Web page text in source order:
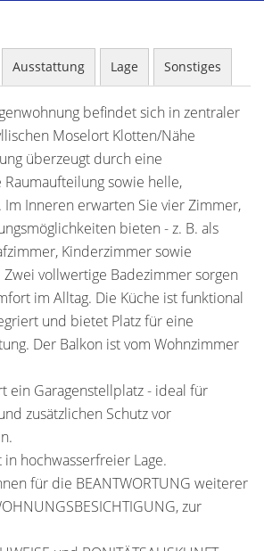
Ausstattung Lage Sonstiges
befindet sich in zentraler
Moselort Klotten/Nähe
überzeugt durch eine
sowie helle,
Inneren erwarten Sie vier Zimmer,
bieten - z. B. als
Kinderzimmer sowie
vollwertige Badezimmer sorgen
im Alltag. Die Küche ist funktional
und bietet Platz für eine
Der Balkon ist vom Wohnzimmer
ein Garagenstellplatz - ideal für
zusätzlichen Schutz vor
hochwasserfreier Lage.
für die BEANTWORTUNG weiterer
zur